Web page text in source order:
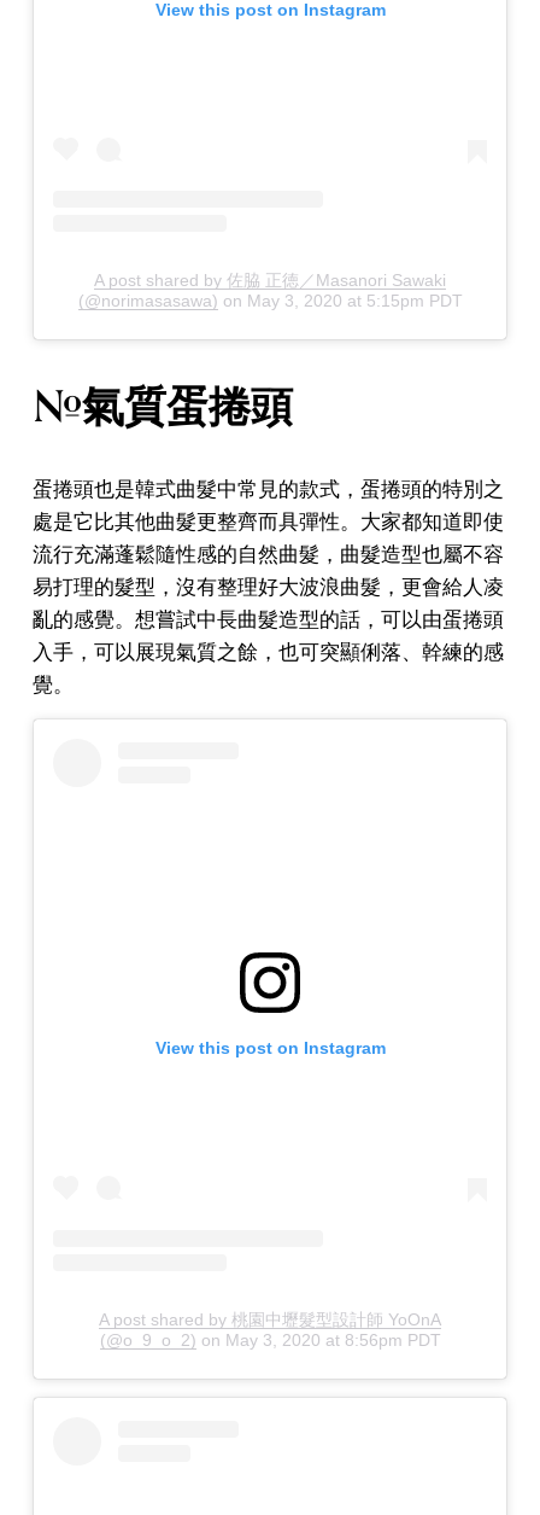
View this post on Instagram
A post shared by 佐脇 正徳／Masanori Sawaki
(@norimasasawa) on May 3, 2020 at 5:15pm PDT
#氣質蛋捲頭
蛋捲頭也是韓式曲髮中常見的款式，蛋捲頭的特別之
處是它比其他曲髮更整齊而具彈性。大家都知道即使
流行充滿蓬鬆隨性感的自然曲髮，曲髮造型也屬不容
易打理的髮型，沒有整理好大波浪曲髮，更會給人凌
亂的感覺。想嘗試中長曲髮造型的話，可以由蛋捲頭
入手，可以展現氣質之餘，也可突顯俐落、幹練的感
覺。
View this post on Instagram
A post shared by 桃園中壢髮型設計師 YoOnA
(@o_9_o_2) on May 3, 2020 at 8:56pm PDT